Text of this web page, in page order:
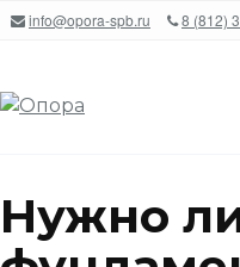
info@opora-spb.ru 8 (812)
Нужно